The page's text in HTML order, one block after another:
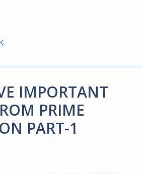
IMPORTANT
PRIME
PART-1